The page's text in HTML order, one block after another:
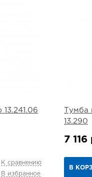
К сравнению
В избранное
Тумба
13.290
7 116
В